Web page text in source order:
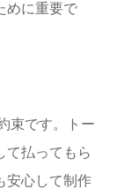
めに重要で
束です。トー
て払ってもら
安心して制作